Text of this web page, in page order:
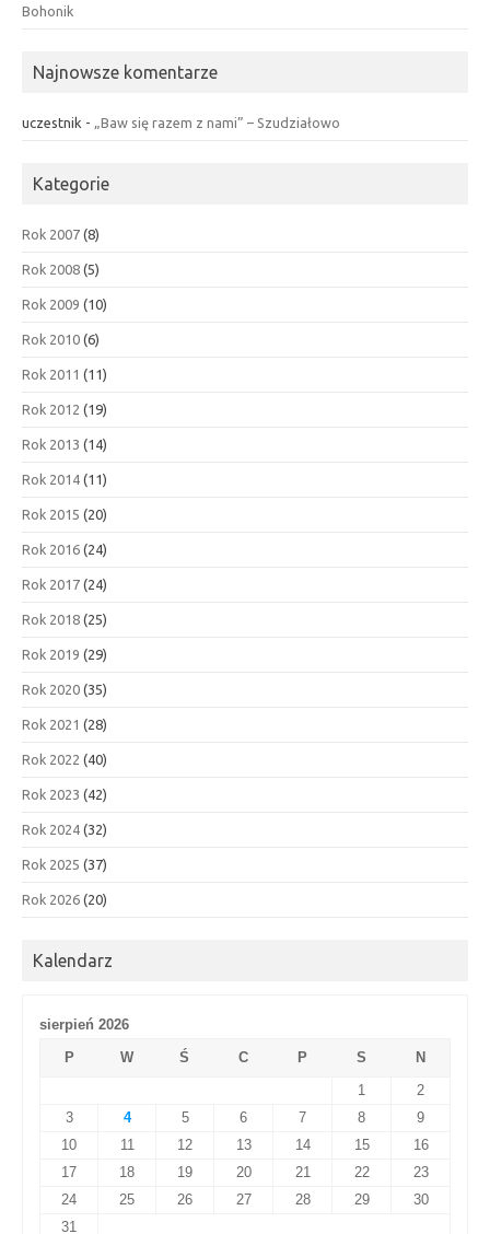
Bohonik
Najnowsze komentarze
uczestnik - „Baw się razem z nami” – Szudziałowo
Kategorie
Rok 2007 (8)
Rok 2008 (5)
Rok 2009 (10)
Rok 2010 (6)
Rok 2011 (11)
Rok 2012 (19)
Rok 2013 (14)
Rok 2014 (11)
Rok 2015 (20)
Rok 2016 (24)
Rok 2017 (24)
Rok 2018 (25)
Rok 2019 (29)
Rok 2020 (35)
Rok 2021 (28)
Rok 2022 (40)
Rok 2023 (42)
Rok 2024 (32)
Rok 2025 (37)
Rok 2026 (20)
Kalendarz
sierpień 2026
P
W Ś C P S
N
1
2
3
4 5 6 7 8
9
10
11 12 13 14 15
16
17
18 19 20 21 22
23
24
25 26 27 28 29
30
31